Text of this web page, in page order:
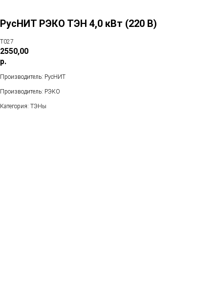
РусНИТ РЭКО ТЭН 4,0 кВт (220 В)
Т027
2550,00
р.
Производитель: РусНИТ
Производитель: РЭКО
Категория: ТЭНы